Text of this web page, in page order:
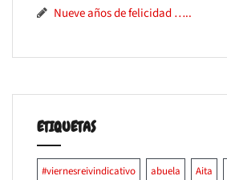
Nueve años de felicidad …..
ETIQUETAS
#viernesreivindicativo abuela Aita